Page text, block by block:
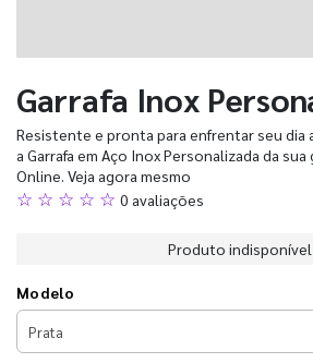
Garrafa Inox
Resistente e pronta para enfrentar seu dia
a Garrafa em Aço Inox Personalizada da sua
Online. Veja agora mesmo
☆ ☆ ☆ ☆ ☆ 0 avaliações
Produto indisponível
Modelo